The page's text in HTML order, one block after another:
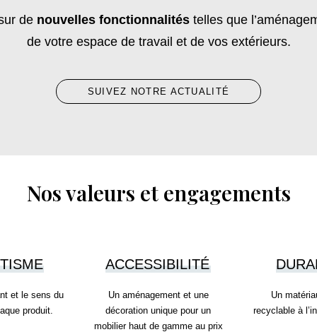
de nouvelles fonctionnalités telles que
de votre espace de travail et de vos extérieurs.
SUIVEZ NOTRE ACTUALITÉ
Nos valeurs et engagements
et le sens du
produit.
ACCESSIBILITÉ
Un aménagement et une
décoration unique pour un
mobilier haut de gamme au prix
Un
recyclable à